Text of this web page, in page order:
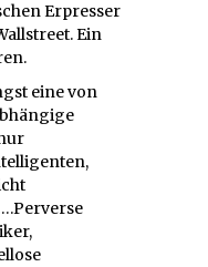
Erpresser
Ein
eine von